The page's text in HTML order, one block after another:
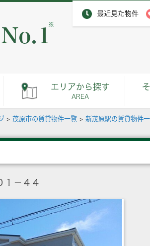
最近見た物件
※
エリアから探す
AREA
> 茂原市の賃貸物件一覧 > 新茂原駅の賃貸物件
１－４４